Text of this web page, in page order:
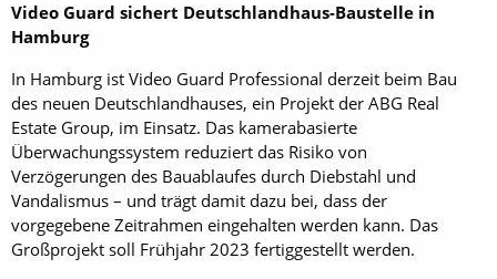
Video Guard sichert Deutschlandhaus-Baustelle in
Hamburg
In Hamburg ist Video Guard Professional derzeit beim Bau
des neuen Deutschlandhauses, ein Projekt der ABG Real
Estate Group, im Einsatz. Das kamerabasierte
Überwachungssystem reduziert das Risiko von
Verzögerungen des Bauablaufes durch Diebstahl und
Vandalismus – und trägt damit dazu bei, dass der
vorgegebene Zeitrahmen eingehalten werden kann. Das
Großprojekt soll Frühjahr 2023 fertiggestellt werden.